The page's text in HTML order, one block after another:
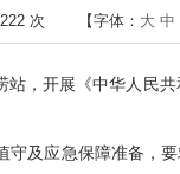
222次 【字体： 大 中
，开展《中华人民
及应急保障准备，